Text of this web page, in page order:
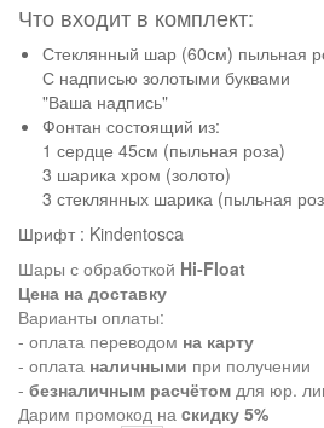
Что входит в комплект:
Стеклянный шар (60см) пыльная
С надписью золотыми буквами
"Ваша надпись"
Фонтан состоящий из:
1 сердце 45см (пыльная роза)
3 шарика хром (золото)
3 стеклянных шарика (пыльная
Шрифт : Kindentosca
Шары с обработкой Hi-Float
Цена на доставку
Варианты оплаты:
- оплата переводом на карту
- оплата наличными при получении
- безналичным расчётом для юр.
Дарим промокод на cкидку 5%